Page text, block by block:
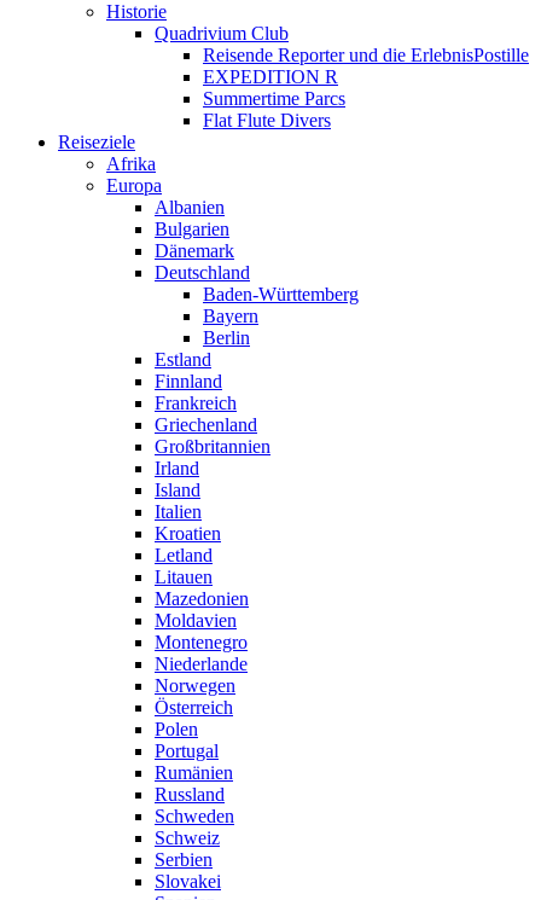
Historie
Quadrivium Club
Reisende Reporter und die ErlebnisPostille
EXPEDITION R
Summertime Parcs
Flat Flute Divers
Reiseziele
Afrika
Europa
Albanien
Bulgarien
Dänemark
Deutschland
Baden-Württemberg
Bayern
Berlin
Estland
Finnland
Frankreich
Griechenland
Großbritannien
Irland
Island
Italien
Kroatien
Letland
Litauen
Mazedonien
Moldavien
Montenegro
Niederlande
Norwegen
Österreich
Polen
Portugal
Rumänien
Russland
Schweden
Schweiz
Serbien
Slovakei